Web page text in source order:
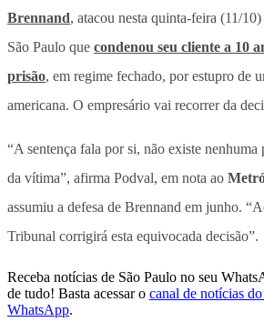
Brennand, atacou nesta quinta-feira (11/
São Paulo que condenou seu cliente a 10
prisão, em regime fechado, por estupro de
americana. O empresário vai recorrer da
“A sentença fala por si, não existe nenhuma
da vítima”, afirma Podval, em nota ao
assumiu a defesa de Brennand em junho.
Tribunal corrigirá esta equivocada decisão”.
Receba notícias de São Paulo no seu
de tudo! Basta acessar o canal de notícias
WhatsApp.